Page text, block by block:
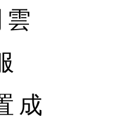
成